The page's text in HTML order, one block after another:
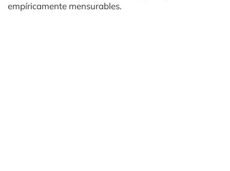
empíricamente mensurables.